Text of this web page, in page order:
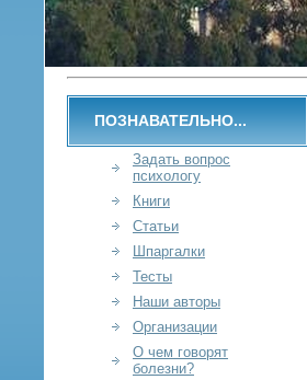
ПОЗНАВАТЕЛЬНО...
Задать вопрос
психологу
Книги
Статьи
Шпаргалки
Тесты
Наши авторы
Организации
О чем говорят
болезни?